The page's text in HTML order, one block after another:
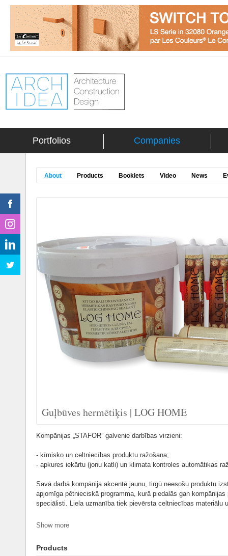
Portfolios Companies
About Products Booklets Video News
Guļbūves hermētiķis | LOG HOME
Kompānijas „STAFOR” galvenie darbības virzieni:
- ķīmisko un celtniecības produktu ražošana;
- apkures iekārtu (jonu katli) un klimata kontroles automātikas
Savā darbā kompānija akcentē jaunu, tirgū neesošu produktu
apjomīga pētnieciskā programma, kurā piedalās gan
speciālisti. Liela uzmanība tiek pievērsta celtniecības
Viss kompānijas preču klāsts tiek pārdots ar tirdzniecības zīmi
Kompānija pastāvīgi rūpējas par produktu kvalitāti un drošību
Show more
Products